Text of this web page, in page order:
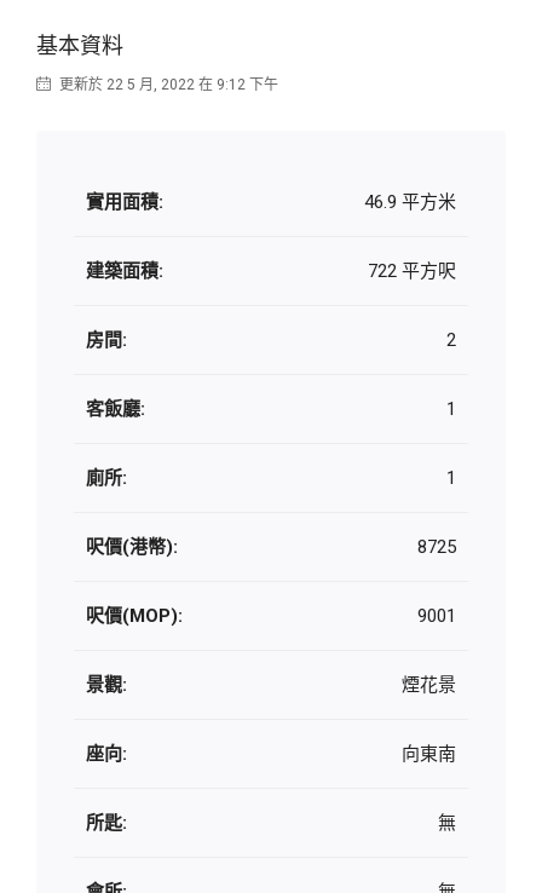
基本資料
更新於 22 5 月, 2022 在 9:12 下午
實用面積: 46.9 平方米
建築面積: 722 平方呎
房間: 2
客飯廳: 1
廁所: 1
呎價(港幣): 8725
呎價(MOP): 9001
景觀: 煙花景
座向: 向東南
所匙: 無